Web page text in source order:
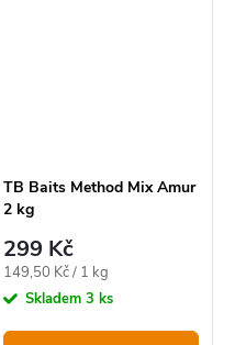
TB Baits Method Mix Amur
2 kg
299 Kč
Měrná
cena:
149,50 Kč / 1 kg
Skladem 3 ks